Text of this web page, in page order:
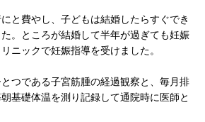
と費やし、子どもは結婚したらすぐでき
。ところが結婚して半年が過ぎても妊娠
ニックで妊娠指導を受けました。
つである子宮筋腫の経過観察と、毎月排
基礎体温を測り記録して通院時に医師と